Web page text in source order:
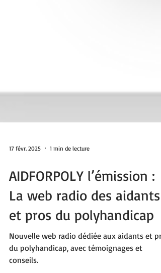
17 févr. 2025 1 min de lecture
AIDFORPOLY l’émission :
La web radio des aidants
et pros du polyhandicap